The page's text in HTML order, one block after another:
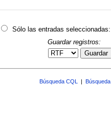
Sólo las entradas seleccionadas:
Guardar registros:
Guardar
Búsqueda CQL